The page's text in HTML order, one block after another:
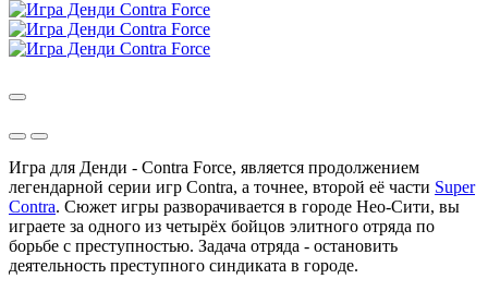
Игра для Денди - Contra Force, является продолжением
легендарной серии игр Contra, а точнее, второй её части Super
Contra. Сюжет игры разворачивается в городе Нео-Сити, вы
играете за одного из четырёх бойцов элитного отряда по
борьбе с преступностью. Задача отряда - остановить
деятельность преступного синдиката в городе.